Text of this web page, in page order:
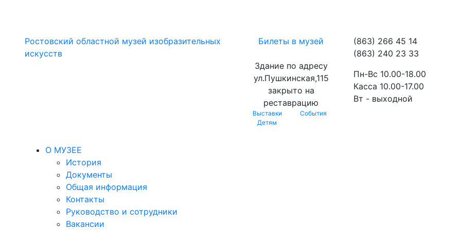
Ростовский областной музей изобразительных
искусств
Билеты в музей
Здание по адресу
ул.Пушкинская,115
закрыто на
реставрацию
Выставки
События
Детям
(863) 266 45 14
(863) 240 23 33
Пн-Вс 10.00-18.00
Касса 10.00-17.00
Вт - выходной
О МУЗЕЕ
История
Документы
Общая информация
Контакты
Руководство и сотрудники
Вакансии